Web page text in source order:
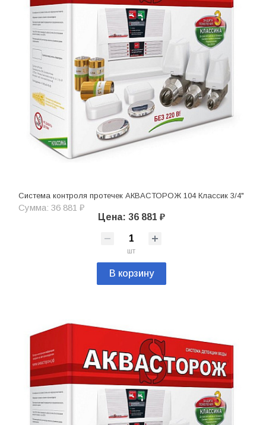
Система контроля протечек АКВАСТОРОЖ 104 Классик 3/4"
Сумма: 36 881 ₽
Цена: 36 881 ₽
шт
В корзину